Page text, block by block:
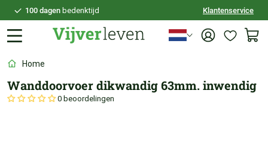
100 dagen bedenktijd
achteraf betalen
Klantenservice
Home
Wanddoorvoer dikwandig 63mm. inwendig
0 beoordelingen